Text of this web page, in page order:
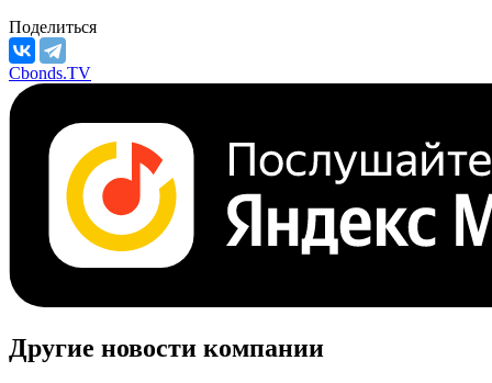
Поделиться
Cbonds.TV
Другие новости компании